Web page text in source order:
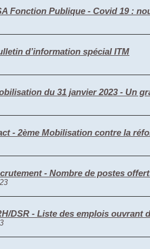
Fonction Publique - Covid 19 :
d’information spécial ITM
du 31 janvier 2023 - Un
- 2ème Mobilisation contre la
- Nombre de postes
DSR - Liste des emplois ouvrant